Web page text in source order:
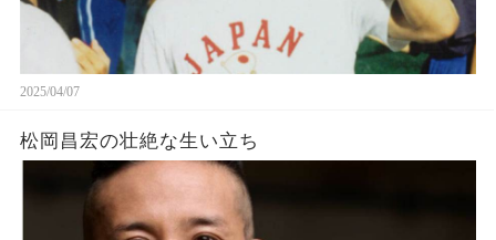
2025/04/07
松岡昌宏の壮絶な生い立ち